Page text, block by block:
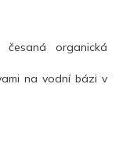
česaná organická
na vodní bázi v